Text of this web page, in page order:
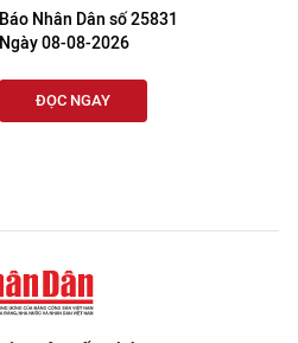
Báo Nhân Dân số 25831
Ngày 08-08-2026
ĐỌC NGAY